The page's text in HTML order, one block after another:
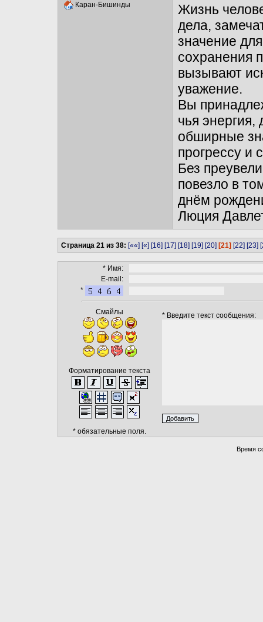
Каран-Бишинды
Жизнь
дела,
значение
сохранения
вызывают
уважение.
Вы
чья
обширные
прогрессу и
Без
повезло в
днём
Люция
Страница 21 из 38: [««] [«] [16] [17] [18] [19] [20] [21] [22] [23]
* Имя:
E-mail:
*
Смайлы
Форматирование текста
* обязательные поля.
* Введите текст сообщения:
Время